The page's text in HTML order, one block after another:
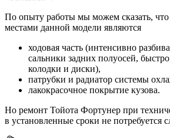
По опыту работы мы можем сказать,
местами данной модели являются
ходовая часть (интенсивно
сальники задних полуосей,
колодки и диски),
патрубки и радиатор системы
лакокрасочное покрытие кузова.
Но ремонт Тойота Фортунер при
в установленные сроки не потребуется